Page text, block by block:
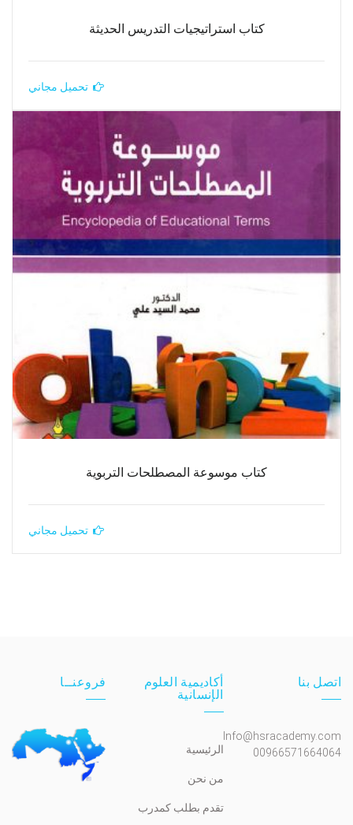
كتاب استراتيجيات التدريس الحديثة
تحميل مجاني
كتاب موسوعة المصطلحات التربوية
تحميل مجاني
اتصل بنا
Info@hsracademy.com
00966571664064
أكاديمية العلوم
الإنسانية
الرئيسية
من نحن
تقدم بطلب كمدرب
فروعنــا